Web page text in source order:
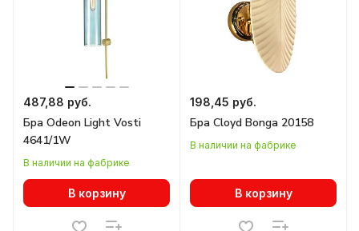
487,88 руб.
Бра Odeon Light Vosti
4641/1W
В наличии на фабрике
В корзину
198,45 руб.
Бра Cloyd Bonga 20158
В наличии на фабрике
В корзину